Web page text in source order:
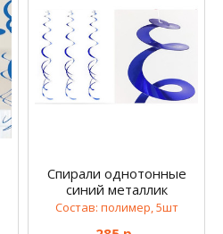
Спирали однотонные
синий металлик
Состав: полимер, 5шт